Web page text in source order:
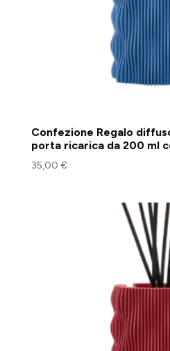
Confezione Regalo
porta ricarica da 200 ml
35,00 €